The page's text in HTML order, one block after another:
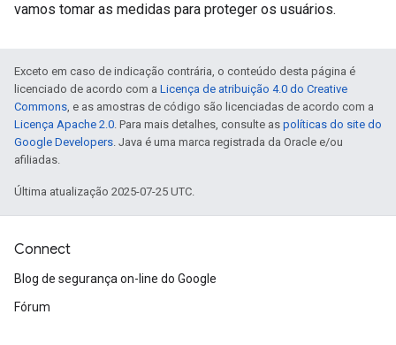
vamos tomar as medidas para proteger os usuários.
Exceto em caso de indicação contrária, o conteúdo desta página é
licenciado de acordo com a Licença de atribuição 4.0 do Creative
Commons, e as amostras de código são licenciadas de acordo com a
Licença Apache 2.0. Para mais detalhes, consulte as políticas do site do
Google Developers. Java é uma marca registrada da Oracle e/ou
afiliadas.
Última atualização 2025-07-25 UTC.
Connect
Blog de segurança on-line do Google
Fórum